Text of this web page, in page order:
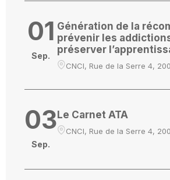
01
Sep.
Génération de la
prévenir les
préserver
CNCI, Rue de la Serre 4,
03
Sep.
Le Carnet ATA
CNCI, Rue de la Serre 4,